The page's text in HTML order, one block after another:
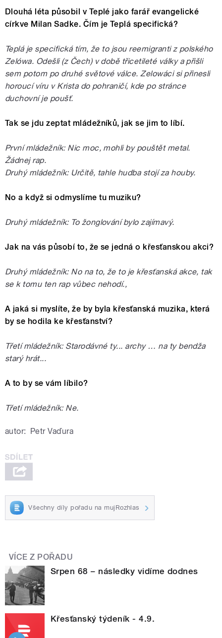
Dlouhá léta působil v Teplé jako farář evangelické
církve Milan Sadke. Čím je Teplá specifická?
Teplá je specifická tím, že to jsou reemigranti z polského
Zelówa. Odešli (z Čech) v době třicetileté války a přišli
sem potom po druhé světové válce. Zelowáci si přinesli
horoucí víru v Krista do pohraničí, kde po stránce
duchovní je poušť.
Tak se jdu zeptat mládežníků, jak se jim to líbí.
První mládežník: Nic moc, mohli by pouštět metal.
Žádnej rap.
Druhý mládežník: Určitě, tahle hudba stojí za houby.
No a když si odmyslíme tu muziku?
Druhý mládežník: To žonglování bylo zajímavý.
Jak na vás působí to, že se jedná o křesťanskou akci?
Druhý mládežník: No na to, že to je křesťanská akce, tak
se k tomu ten rap vůbec nehodí.,
A jaká si myslíte, že by byla křesťanská muzika, která
by se hodila ke křesťanství?
Třetí mládežník: Starodávné ty... archy … na ty bendža
starý hrát...
A to by se vám líbilo?
Třetí mládežník: Ne.
autor: Petr Vaďura
Všechny díly pořadu na mujRozhlas
VÍCE Z POŘADU
Srpen 68 – následky vidíme dodnes
Křesťanský týdeník - 4.9.